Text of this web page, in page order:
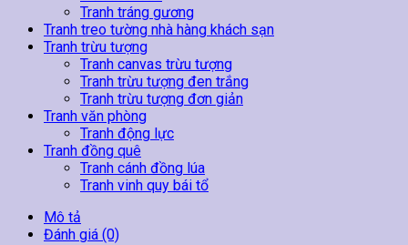
Tranh tráng gương
Tranh treo tường nhà hàng khách sạn
Tranh trừu tượng
Tranh canvas trừu tượng
Tranh trừu tượng đen trắng
Tranh trừu tượng đơn giản
Tranh văn phòng
Tranh động lực
Tranh đồng quê
Tranh cánh đồng lúa
Tranh vinh quy bái tổ
Mô tả
Đánh giá (0)